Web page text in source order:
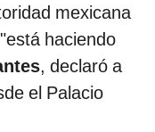
mexicana
haciendo
, declaró a
el Palacio